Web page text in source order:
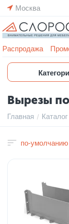
Москва
Распродажа
Вырезы
Главная / Каталог
по-умолчанию